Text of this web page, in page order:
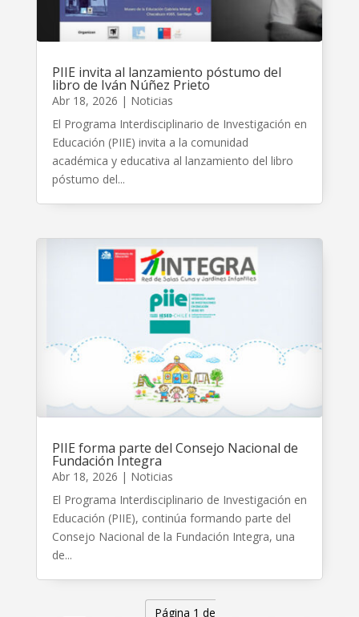
PIIE invita al lanzamiento póstumo del
libro de Iván Núñez Prieto
Abr 18, 2026 | Noticias
El Programa Interdisciplinario de Investigación en
Educación (PIIE) invita a la comunidad
académica y educativa al lanzamiento del libro
póstumo del...
PIIE forma parte del Consejo Nacional de
Fundación Integra
Abr 18, 2026 | Noticias
El Programa Interdisciplinario de Investigación en
Educación (PIIE), continúa formando parte del
Consejo Nacional de la Fundación Integra, una
de...
Página 1 de